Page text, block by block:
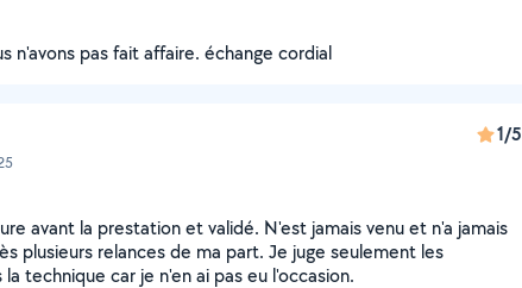
n'avons pas fait affaire. échange cordial
1/5
avant la prestation et validé. N'est jamais venu et n'a jamais
plusieurs relances de ma part. Je juge seulement les
technique car je n'en ai pas eu l'occasion.